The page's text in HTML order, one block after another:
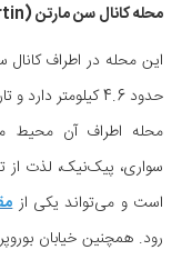
محله کانال سن مارتن (Saint-Martin)
این محله در اطراف
محله اطراف آن محیط
سواری، پیک‌نیک، لذت از
است و می‌تواند یکی از
‌رود. همچنین خیابان